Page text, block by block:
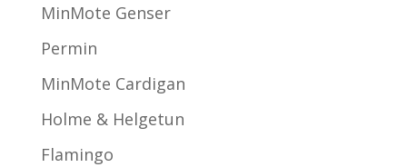
MinMote Genser
Permin
MinMote Cardigan
Holme & Helgetun
Flamingo